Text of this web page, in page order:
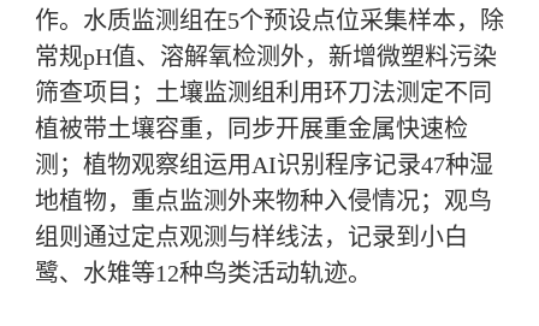
作。水质监测组在5个预设点位采集样本，除
常规pH值、溶解氧检测外，新增微塑料污染
筛查项目；土壤监测组利用环刀法测定不同
植被带土壤容重，同步开展重金属快速检
测；植物观察组运用AI识别程序记录47种湿
地植物，重点监测外来物种入侵情况；观鸟
组则通过定点观测与样线法，记录到小白
鹭、水雉等12种鸟类活动轨迹。